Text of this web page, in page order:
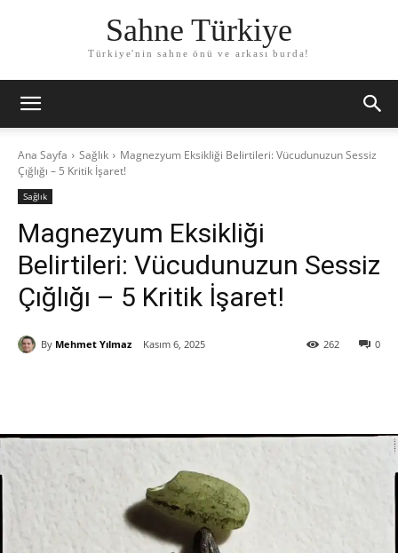
Sahne Türkiye
Türkiye'nin sahne önü ve arkası burda!
Ana Sayfa Sağlık
Magnezyum Eksikliği Belirtileri: Vücudunuzun Sessiz
Çığlığı – 5 Kritik İşaret!
Sağlık
Magnezyum Eksikliği
Belirtileri: Vücudunuzun Sessiz
Çığlığı – 5 Kritik İşaret!
By Mehmet Yılmaz Kasım 6, 2025 0
262